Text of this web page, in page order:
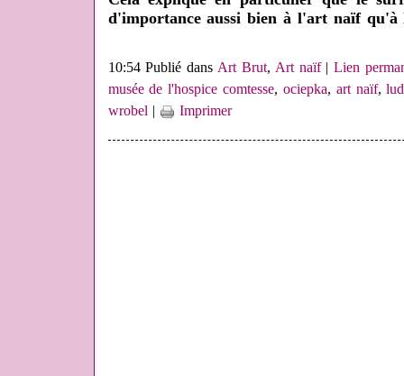
d'importance aussi bien à l'art naïf
10:54 Publié dansArt Brut, Art naïf|Lien
musée de l'hospice comtesse, ociepka, art naïf,
wrobel| Imprimer